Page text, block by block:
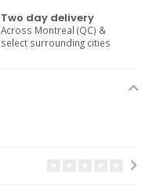
Two day delivery
Across Montreal (QC) &
select surrounding cities